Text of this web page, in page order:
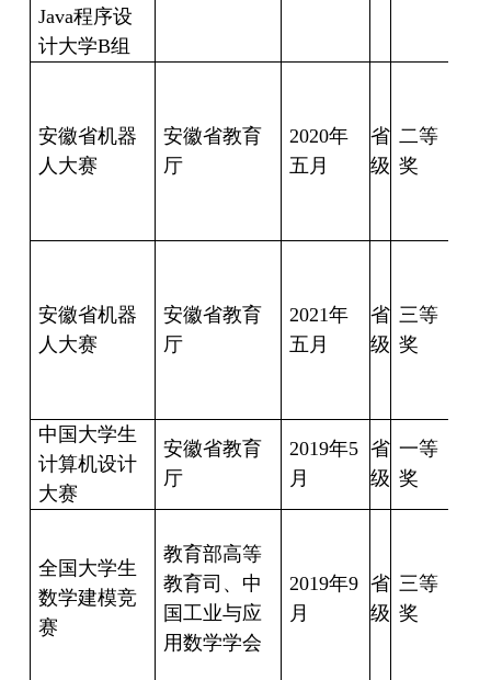
Java程序设
计大学B组
安徽省机器
人大赛
安徽省教育
厅
2020年
五月
省
级
二等
奖
安徽省机器
人大赛
安徽省教育
厅
2021年
五月
省
级
三等
奖
中国大学生
计算机设计
大赛
安徽省教育
厅
2019年5
月
省
级
一等
奖
全国大学生
数学建模竞
赛
教育部高等
教育司、中
国工业与应
用数学学会
2019年9
月
省
级
三等
奖